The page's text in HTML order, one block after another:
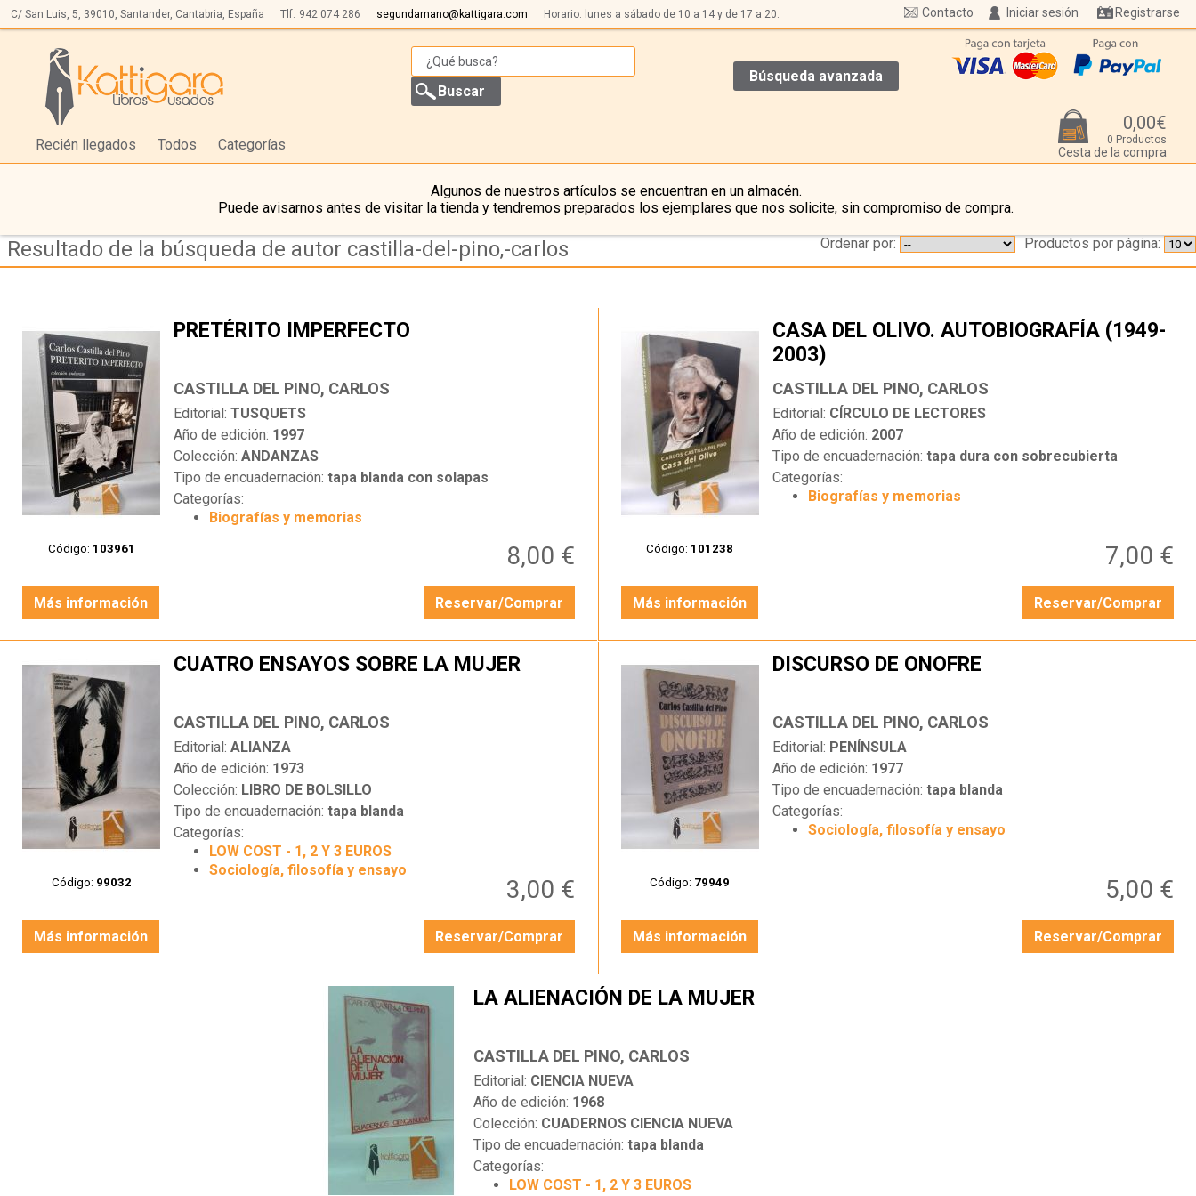
C/ San Luis, 5, 39010, Santander, Cantabria, España Tlf: 942 074 286 segundamano@kattigara.com Horario: lunes a sábado de 10 a 14 y de 17 a 20. Iniciar sesión Registrarse
Contacto
Búsqueda avanzada
Recién llegados Todos Categorías
0,00€
0 Productos
Cesta de la compra
Algunos de nuestros artículos se encuentran en un almacén.
Puede avisarnos antes de visitar la tienda y tendremos preparados los ejemplares que nos solicite, sin compromiso de compra.
Resultado de la búsqueda de autor castilla-del-pino,-carlos Productos por página:
Ordenar por:
Código: 103961
PRETÉRITO IMPERFECTO
CASTILLA DEL PINO, CARLOS
Editorial:TUSQUETS
Año de edición: 1997
Colección:ANDANZAS
Tipo de encuadernación:tapa blanda con solapas
Categorías:
Biografías y memorias
8,00 €
Más información Reservar/Comprar
Código: 101238
CASA DEL OLIVO. AUTOBIOGRAFÍA (1949-
2003)
CASTILLA DEL PINO, CARLOS
Editorial: CÍRCULO DE LECTORES
Año de edición: 2007
Tipo de encuadernación: tapa dura con sobrecubierta
Categorías:
Biografías y memorias
7,00 €
Más información Reservar/Comprar
Código: 99032
CUATRO ENSAYOS SOBRE LA MUJER
CASTILLA DEL PINO, CARLOS
Editorial:ALIANZA
Año de edición: 1973
Colección: LIBRO DE BOLSILLO
Tipo de encuadernación:tapa blanda
Categorías:
LOW COST - 1, 2 Y 3 EUROS
Sociología, filosofía y ensayo
3,00 €
Más información Reservar/Comprar
Código: 79949
DISCURSO DE ONOFRE
CASTILLA DEL PINO, CARLOS
Editorial: PENÍNSULA
Año de edición: 1977
Tipo de encuadernación: tapa blanda
Categorías:
Sociología, filosofía y ensayo
5,00 €
Más información Reservar/Comprar
LA ALIENACIÓN DE LA MUJER
CASTILLA DEL PINO, CARLOS
Editorial: CIENCIA NUEVA
Año de edición: 1968
Colección: CUADERNOS CIENCIA NUEVA
Tipo de encuadernación: tapa blanda
Categorías:
LOW COST - 1, 2 Y 3 EUROS